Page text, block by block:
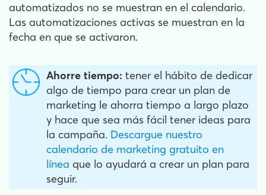
automatizados no se muestran en el calendario.
Las automatizaciones activas se muestran en la
fecha en que se activaron.
Ahorre tiempo: tener el hábito de dedicar
algo de tiempo para crear un plan de
marketing le ahorra tiempo a largo plazo
y hace que sea más fácil tener ideas para
la campaña. Descargue nuestro
calendario de marketing gratuito en
línea que lo ayudará a crear un plan para
seguir.